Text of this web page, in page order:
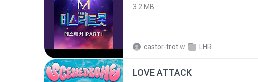
3.2 MB
castor-trotw LHR
LOVE ATTACK